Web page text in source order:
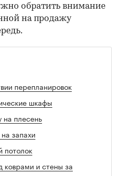
обратить внимание
на продажу
перепланировок
шкафы
на плесень
запахи
потолок
коврами и стены за